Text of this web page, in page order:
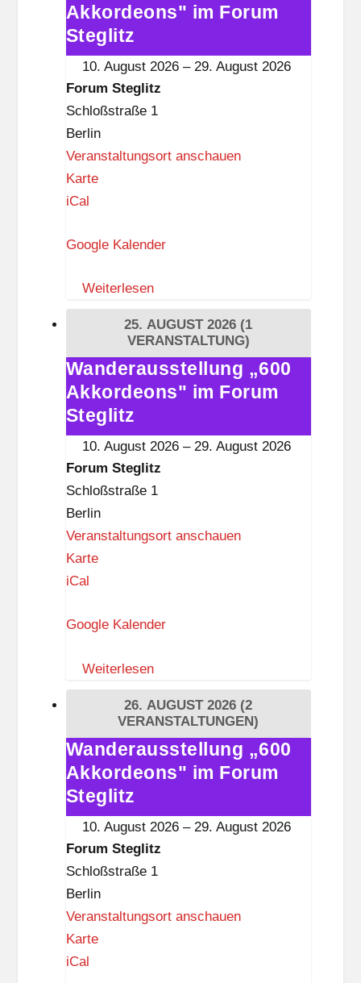
i
t
z
„600
Akkordeons"
im
Akkordeons" im Forum
Steglitz
10. August 2026 – 29. August 2026
Forum Steglitz
Schloßstraße 1
Berlin
Veranstaltungsort anschauen
KarteF
u
S
t
g
i
t
z
iCal
Google Kalender
Weiterlesen
25. AUGUST 2026 (1
VERANSTALTUNG)
Wanderausstellung
„600
Akkordeons"
im
Wanderausstellung „600
Akkordeons" im Forum
Steglitz
10. August 2026 – 29. August 2026
Forum Steglitz
Schloßstraße 1
Berlin
Veranstaltungsort anschauen
KarteF
u
S
t
g
i
t
z
iCal
Google Kalender
Weiterlesen
26. AUGUST 2026 (2
VERANSTALTUNGEN)
Wanderausstellung
„600
Akkordeons"
im
Wanderausstellung „600
Akkordeons" im Forum
Steglitz
10. August 2026 – 29. August 2026
Forum Steglitz
Schloßstraße 1
Berlin
Veranstaltungsort anschauen
KarteF
iCal